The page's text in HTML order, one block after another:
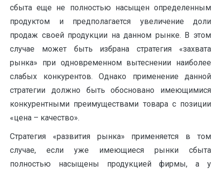
сбыта еще не полностью насыщен определенным
продуктом и предполагается увеличение доли
продаж своей продукции на данном рынке. В этом
случае может быть избрана стратегия «захвата
рынка» при одновременном вытеснении наиболее
слабых конкурентов. Однако применение данной
стратегии должно быть обосновано имеющимися
конкурентными преимуществами товара с позиции
«цена – качество».
Стратегия «развития рынка» применяется в том
случае, если уже имеющиеся рынки сбыта
полностью насыщены продукцией фирмы, а у